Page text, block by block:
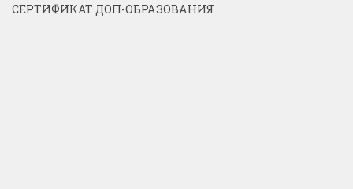
СЕРТИФИКАТ ДОП-ОБРАЗОВАНИЯ